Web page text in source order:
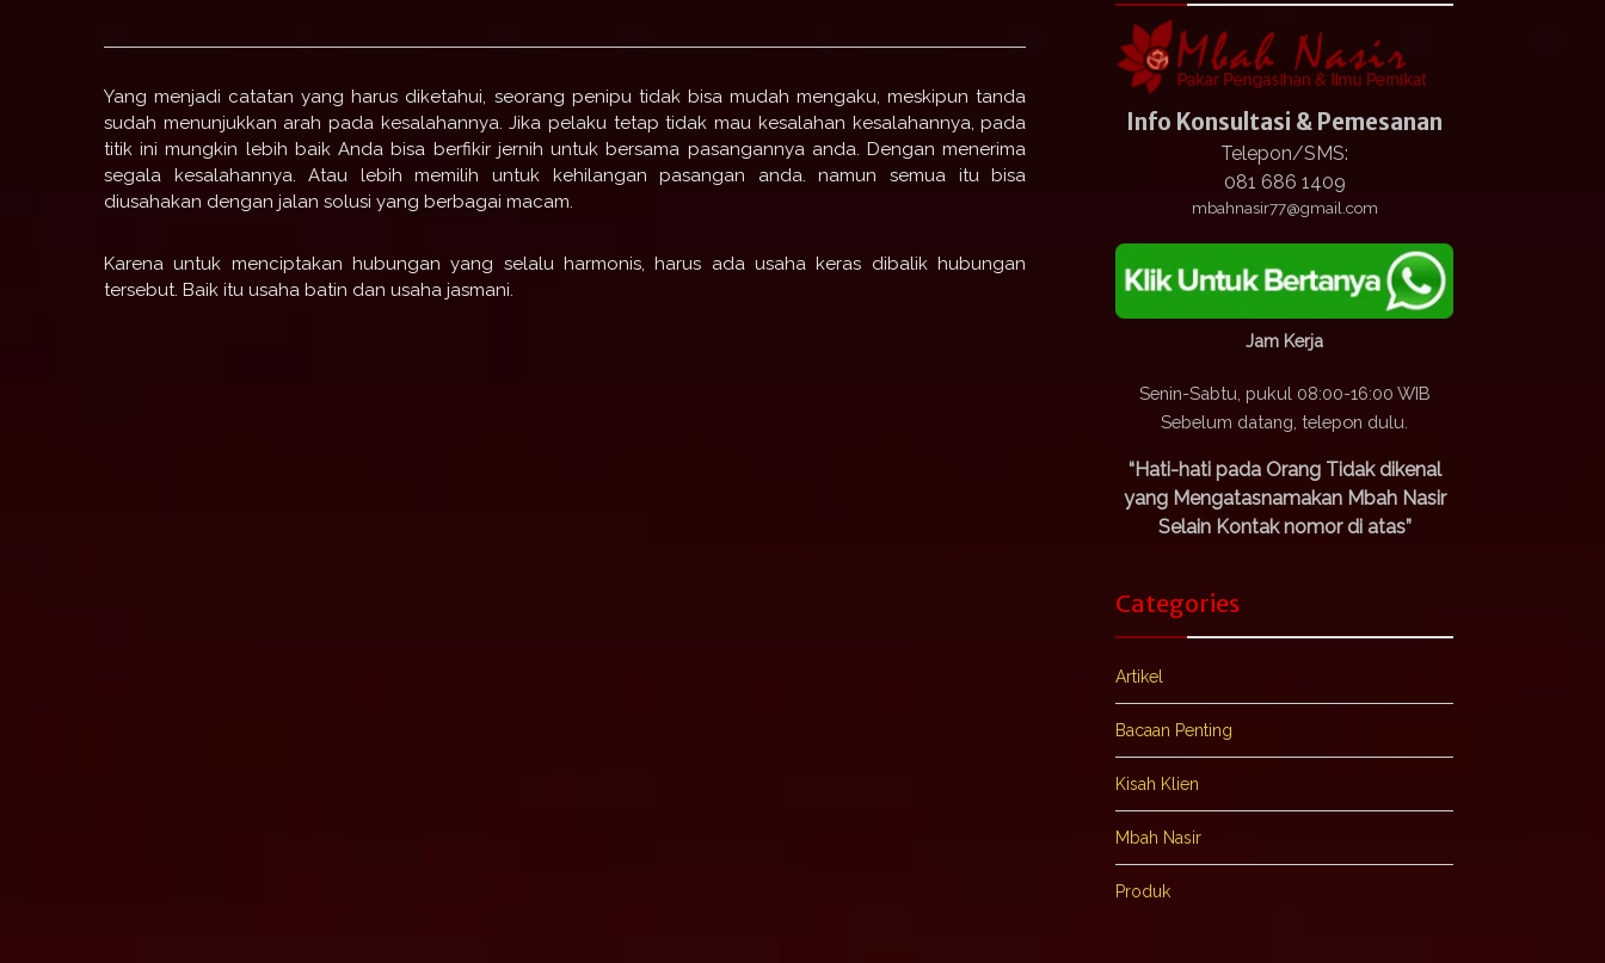
Yang menjadi catatan yang harus diketahui, seorang penipu tidak bisa mudah mengaku, meskipun tanda
sudah menunjukkan arah pada kesalahannya.Jika pelaku tetap tidak mau kesalahan kesalahannya, pada
titik ini mungkin lebih baik Anda bisa berfikir jernih untuk bersama pasangannya anda. Dengan menerima
segala kesalahannya.Atau lebih memilih untuk kehilangan pasangan anda.namun semua itu bisa
diusahakan dengan jalan solusi yang berbagai macam.
Karena untuk menciptakan hubungan yang selalu harmonis, harus ada usaha keras dibalik hubungan
tersebut. Baik itu usaha batin dan usaha jasmani.
Info Konsultasi & Pemesanan
Telepon/SMS:
081 686 1409
mbahnasir77@gmail.com
Jam Kerja
Senin-Sabtu, pukul 08:00-16:00 WIB
Sebelum datang, telepon dulu.
“Hati-hati pada Orang Tidak dikenal
yang Mengatasnamakan Mbah Nasir
Selain Kontak nomor di atas”
Categories
Artikel
Bacaan Penting
Kisah Klien
Mbah Nasir
Produk